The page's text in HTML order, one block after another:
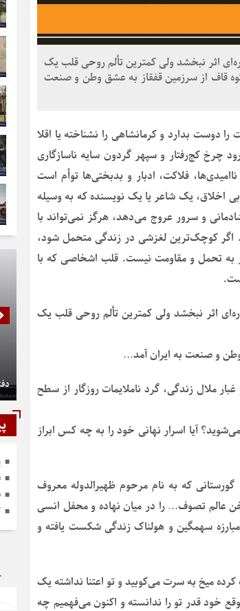
اثر نبخشد ولی کمترین تألم روحی قلب یک
قاف از سرزمین قفقاز به عشق وطن و صنعت
دوست بدارد و کرمانشاهی را نشناخته یا اقلا
چرخ کج‌رفتار و سپهر گردون سایه ناسازگاری
فلاکت، ادبار و بدبختی‌ها توأم است
اخلاق، یک شاعر یا یک نویسنده که به وسیله
و سرور عروج می‌دهد، هرگز نمی‌تواند با
اگر کوچک‌ترین لغزشی در زندگی متحمل شود،
به تحمل و مقاومت نیست. قلب اشخاصی که با
اثر نبخشد ولی کمترین تألم روحی قلب یک
و صنعت به ایران آمد…
ملال زندگی، گرد ناملایمات روزگار از سطح
آیا اسرار نهانی خود را به چه کس ابراز
که به نام مرحوم ظهیرالدوله معروف
عالم تصوف… را در میان نهاده و محفل انسی
سهمگین و هولناک زندگی شکست یافته و
میخ به سرت می‌کوبید و تو اعتنا نداشته یک
خود قدر تو را ندانسته و اکنون می‌فهمیم چه